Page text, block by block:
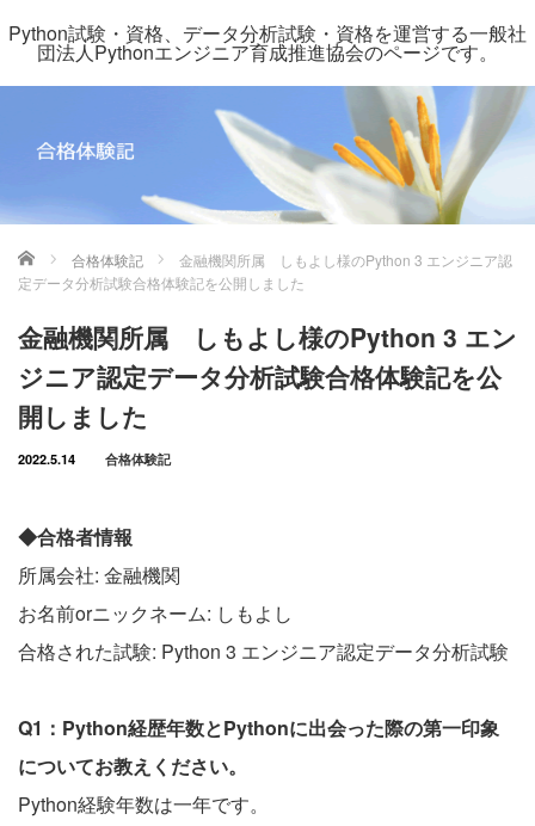
Python試験・資格、データ分析試験・資格を運営する一般社
団法人Pythonエンジニア育成推進協会のページです。
ホーム 合格体験記
金融機関所属 しもよし様のPython 3 エンジニア認
定データ分析試験合格体験記を公開しました
金融機関所属 しもよし様のPython 3 エン
ジニア認定データ分析試験合格体験記を公
開しました
2022.5.14 合格体験記
◆合格者情報
所属会社: 金融機関
お名前orニックネーム: しもよし
合格された試験: Python 3 エンジニア認定データ分析試験
Q1：Python経歴年数とPythonに出会った際の第一印象
についてお教えください。
Python経験年数は一年です。